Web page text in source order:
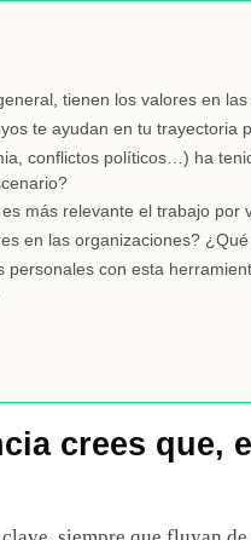
tienen los valores en
te ayudan en tu trayectoria
conflictos políticos…) ha
más relevante el trabajo por
en las organizaciones?
con esta
crees que,